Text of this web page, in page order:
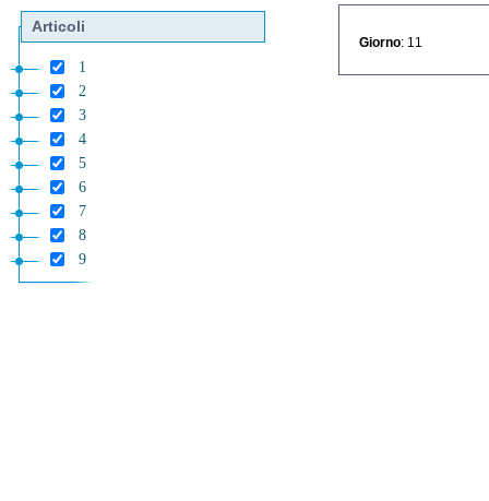
Articoli
1
2
3
4
5
6
7
8
9
Giorno : 11